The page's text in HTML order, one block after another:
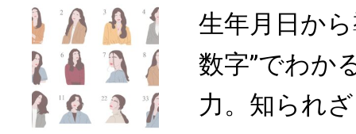
生年月日か
数字”でわか
力。知られ